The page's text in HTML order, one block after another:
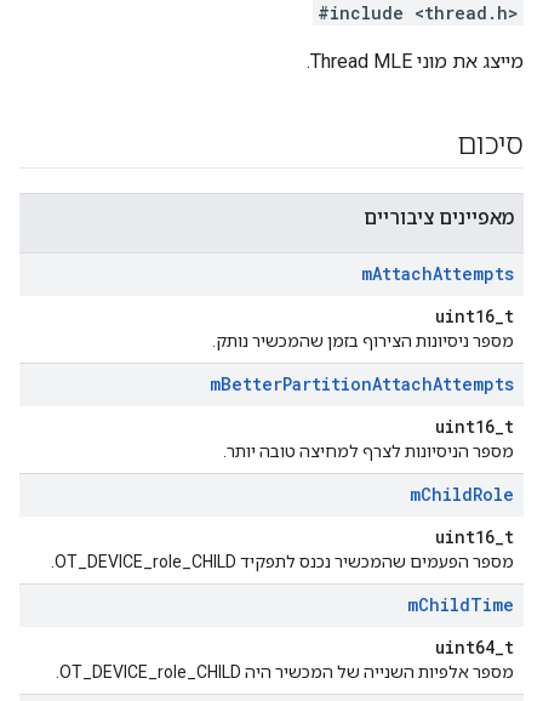
#include <thread.h>
מייצג את מוני Thread MLE.
סיכום
מאפיינים ציבוריים
mAttachAttempts
uint16_t
מספר ניסיונות הצירוף בזמן שהמכשיר נותק.
mBetterPartitionAttachAttempts
uint16_t
מספר הניסיונות לצרף למחיצה טובה יותר.
mChildRole
uint16_t
מספר הפעמים שהמכשיר נכנס לתפקיד OT_DEVICE_role_CHILD.
mChildTime
uint64_t
מספר אלפיות השנייה של המכשיר היה OT_DEVICE_role_CHILD.